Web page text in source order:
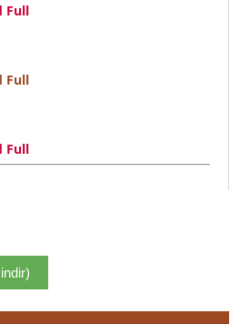
Full
Full
Full